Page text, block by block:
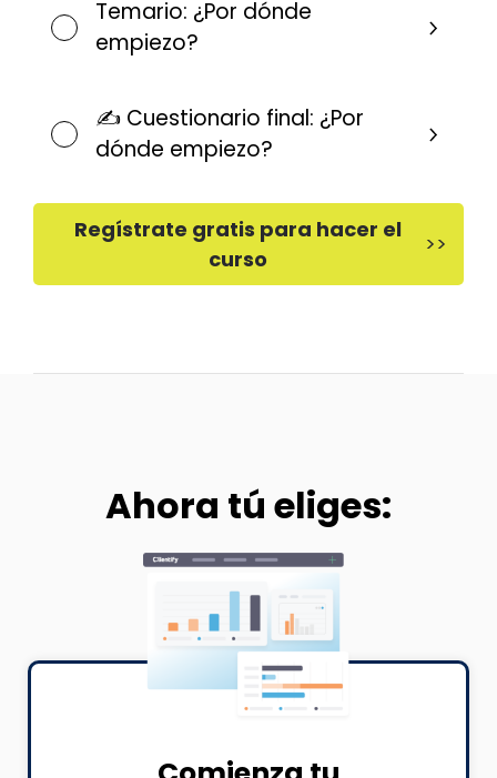
Temario: ¿Por dónde
empiezo?
✍️ Cuestionario final: ¿Por
dónde empiezo?
Regístrate gratis para hacer el
curso
>>
Ahora tú eliges: